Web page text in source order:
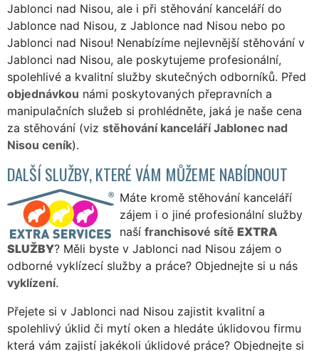
Jablonci nad Nisou, ale i při stěhování kanceláří do
Jablonce nad Nisou, z Jablonce nad Nisou nebo po
Jablonci nad Nisou! Nenabízíme nejlevnější stěhování v
Jablonci nad Nisou, ale poskytujeme profesionální,
spolehlivé a kvalitní služby skutečných odborníků. Před
objednávkou námi poskytovaných přepravních a
manipulačních služeb si prohlédněte, jaká je naše cena
za stěhování (viz stěhování kanceláří Jablonec nad
Nisou ceník).
DALŠÍ SLUŽBY, KTERÉ VÁM MŮŽEME NABÍDNOUT
Máte kromě stěhování kanceláří
zájem i o jiné profesionální služby
naší franchisové sítě EXTRA
SLUŽBY? Měli byste v Jablonci nad Nisou zájem o
odborné vyklízecí služby a práce? Objednejte si u nás
vyklízení.
Přejete si v Jablonci nad Nisou zajistit kvalitní a
spolehlivý úklid či mytí oken a hledáte úklidovou firmu
která vám zajistí jakékoli úklidové práce? Objednejte si